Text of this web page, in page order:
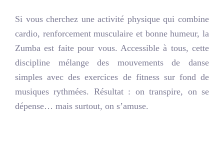
Si vous cherchez une activité physique qui combine
cardio, renforcement musculaire et bonne humeur, la
Zumba est faite pour vous. Accessible à tous, cette
discipline mélange des mouvements de danse
simples avec des exercices de fitness sur fond de
musiques rythmées. Résultat : on transpire, on se
dépense… mais surtout, on s’amuse.